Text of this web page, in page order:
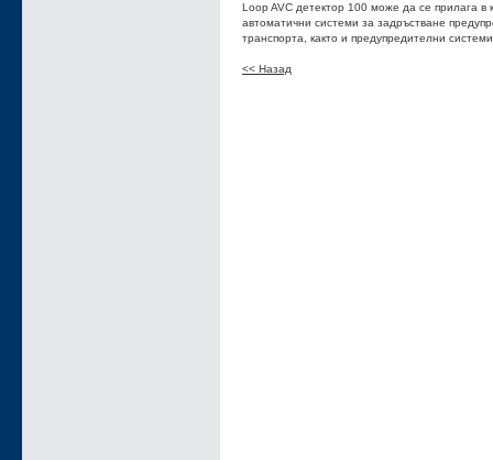
Loop AVC детектор 100 може да се прилага в
автоматични системи за задръстване
транспорта, както и предупредителни
<< Назад